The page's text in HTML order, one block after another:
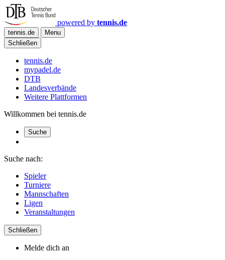
powered by tennis.de
tennis.de
Menu
Schließen
tennis.de
mypadel.de
DTB
Landesverbände
Weitere Plattformen
Willkommen bei tennis.de
Suche
Suche nach:
Spieler
Turniere
Mannschaften
Ligen
Veranstaltungen
Schließen
Melde dich an